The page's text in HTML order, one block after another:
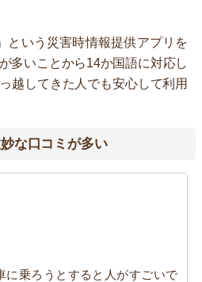
という災害時情報提供アプリを
多いことから14か国語に対応し
越してきた人でも安心して利用
な口コミが多い
に乗ろうとすると人がすごいで